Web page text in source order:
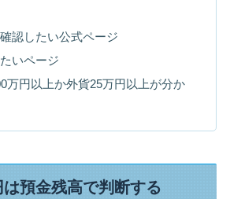
認したい公式ページ
いページ
万円以上か外貨25万円以上が分か
預金残高で判断する